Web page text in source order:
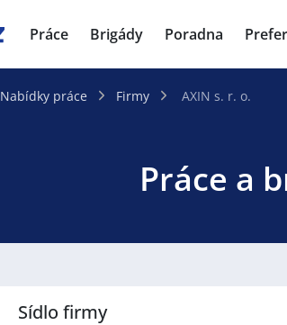
Práce Brigády Poradna
Nabídky práce Firmy AXIN s. r. o.
Práce a
Sídlo firmy